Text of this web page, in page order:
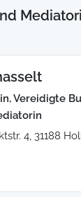
Vereidigte
4, 31188